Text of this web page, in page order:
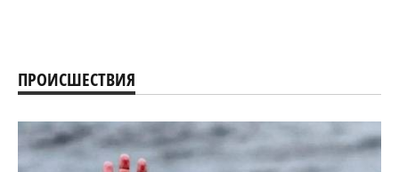
ПРОИСШЕСТВИЯ